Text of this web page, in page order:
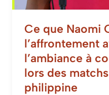
Ce que Naomi
l’affrontement
l’ambiance à
lors des
philippine